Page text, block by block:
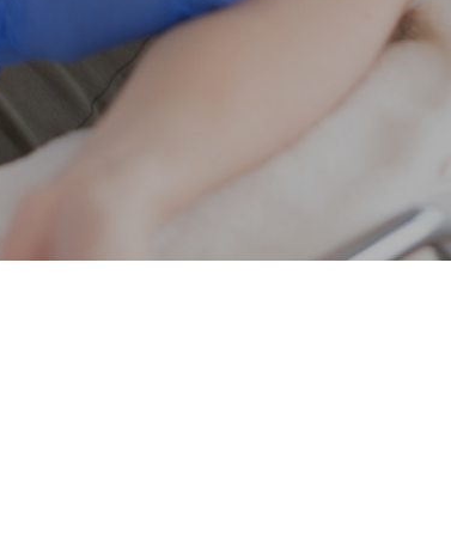
Mini-lífting
Cirurgia de mama
Ginecomàstia
Aparell
Medicina